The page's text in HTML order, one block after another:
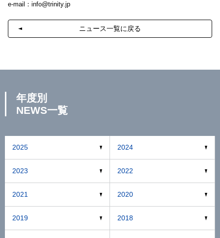
e-mail： info@trinity.jp
ニュース一覧に戻る
年度別
NEWS一覧
2025 2024
2023 2022
2021 2020
2019 2018